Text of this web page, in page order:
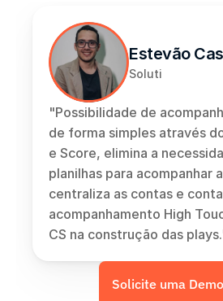
Estevão
Soluti
"Possibilidade de
de forma simples através
e Score, elimina a
planilhas para acompanhar
centraliza as contas e
acompanhamento High
CS na construção das
Solicite uma Demo